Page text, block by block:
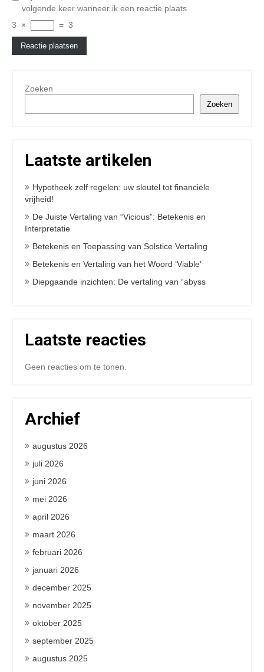
volgende keer wanneer ik een reactie plaats.
3
× = 3
Zoeken
Zoeken
Laatste artikelen
Hypotheek zelf regelen: uw sleutel tot financiële
vrijheid!
De Juiste Vertaling van “Vicious”: Betekenis en
Interpretatie
Betekenis en Toepassing van Solstice Vertaling
Betekenis en Vertaling van het Woord ‘Viable’
Diepgaande inzichten: De vertaling van “abyss
Laatste reacties
Geen reacties om te tonen.
Archief
augustus 2026
juli 2026
juni 2026
mei 2026
april 2026
maart 2026
februari 2026
januari 2026
december 2025
november 2025
oktober 2025
september 2025
augustus 2025